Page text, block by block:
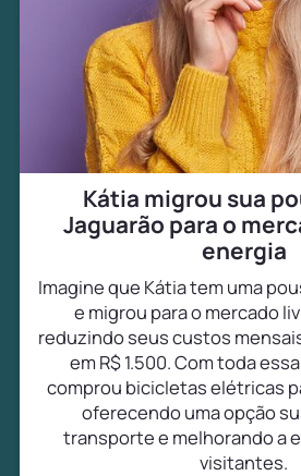
Kátia migrou sua
Jaguarão para o
energia
Imagine que Kátia tem uma
e migrou para o mercado
reduzindo seus custos
em R$ 1.500. Com toda
comprou bicicletas elétricas
oferecendo uma opção
transporte e melhorando a
visitantes.